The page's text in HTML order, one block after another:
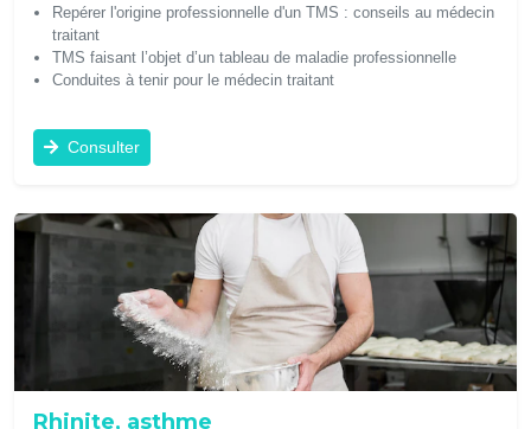
Repérer l'origine professionnelle d'un TMS : conseils au médecin
traitant
TMS faisant l’objet d’un tableau de maladie professionnelle
Conduites à tenir pour le médecin traitant
Consulter
Rhinite, asthme